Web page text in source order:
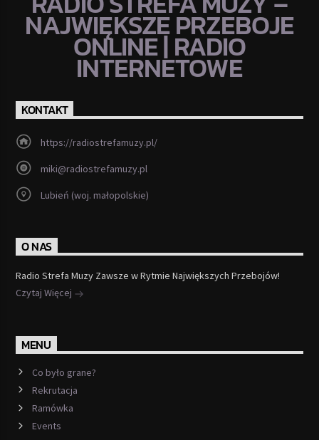
NAJWIĘKSZE PRZEBOJE
ONLINE | RADIO
INTERNETOWE
KONTAKT
https://radiostrefamuzy.pl/
miki@radiostrefamuzy.pl
Lubień (woj. małopolskie)
O NAS
Radio Strefa Muzy Zawsze w Rytmie Największych Przebojów!
Czytaj Więcej
MENU
Co było grane?
Rekrutacja
Ramówka
Events